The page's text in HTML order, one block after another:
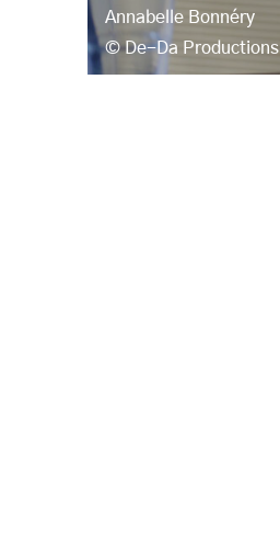
Annabelle Bonnéry
De-Da Productions